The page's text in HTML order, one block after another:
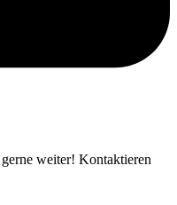
weiter! Kontaktieren